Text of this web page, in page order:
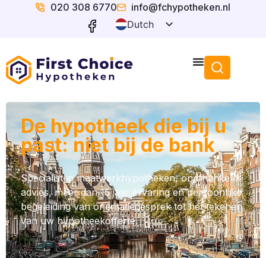
020 308 6770
info@fchypotheken.nl
Dutch
De hypotheek die bij u
past: niet bij de bank
Specialist in maatwerkhypotheken, onafhankelijk
advies, meer dan 15 jaar ervaring en persoonlijke
begeleiding van oriëntatiegesprek tot het tekenen
van uw hypotheekofferte.